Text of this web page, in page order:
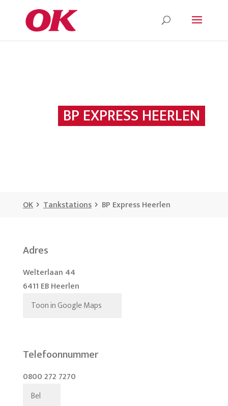
BP EXPRESS HEERLEN
OK Tankstations BP Express Heerlen
Adres
Welterlaan 44
6411 EB Heerlen
Toon in Google Maps
Telefoonnummer
0800 272 7270
Bel